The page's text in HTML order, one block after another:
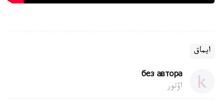
ايماق
без автора
اۆتور